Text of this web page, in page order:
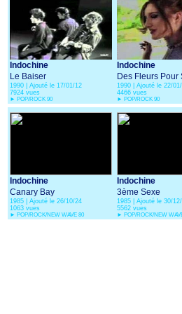
Indochine
Le Baiser
1990 | Ajouté le 17/01/12
7924 vues
► POP/ROCK 90
Indochine
Des Fleurs Pour
1990 | Ajouté le 22/
4466 vues
► POP/ROCK 90
Indochine
Canary Bay
1985 | Ajouté le 26/10/24
1063 vues
► POP/ROCK/NEW WAVE 80
Indochine
3ème Sexe
1985 | Ajouté le 30/
5562 vues
► POP/ROCK/NEW